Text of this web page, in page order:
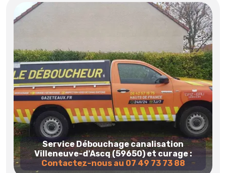
Service Débouchage canalisation
Villeneuve-d'Ascq (59650) et curage :
Contactez-nous au 07 49 73 73 88